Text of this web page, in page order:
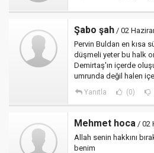
Şabo şah / 02
Pervin Buldan en kısa
düşmeli yeter bu halk
Demirtaş'ın içerde
umrunda değil halen
Yanıtla (0)
Mehmet hoca / 02
Allah senin hakkını
benim